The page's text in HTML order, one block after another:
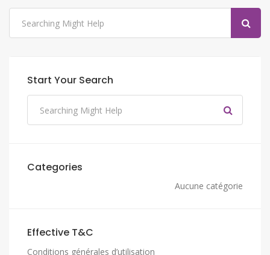
Start Your Search
Categories
Aucune catégorie
Effective T&C
Conditions générales d’utilisation